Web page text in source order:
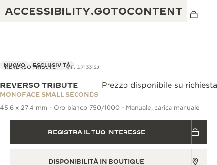
ACCESSIBILITY.GOTOCONTENT
GARANZIA JAEGER-LECOULTRE
THE GOLDEN RATIO MUSICAL SHOW
MOSTRA “THE PERPETUAL
ECCELLENZA: OLTRE 190 ANNI DI TRADIZIONE
CREATIVITÀ: OLTRE 430 BREVETTI
MAESTRIA: 108 MESTIERI
REVERSO TRIBUTE RIF. Q713313J
NUOVO ESCLUSIVITÀ
REVERSO TRIBUTE
MONOFACE SMALL SECONDS
Prezzo disponibile su richiesta
45.6 x 27.4 mm - Oro bianco 750/1000 - Manuale, carica manuale
REGISTRA IL TUO INTERESSE
DISPONIBILITÀ IN BOUTIQUE